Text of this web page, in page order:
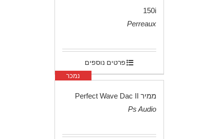
150i
Perreaux
פרטים נוספים
נמכר
ממיר Perfect Wave Dac II
Ps Audio